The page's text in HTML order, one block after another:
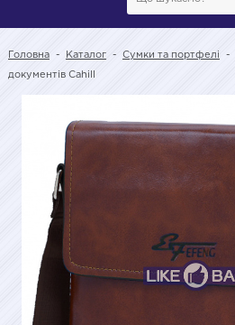
Головна - Каталог - Сумки та портфелі -
документів Cahill